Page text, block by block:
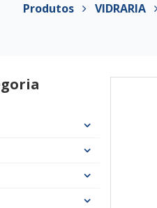
Produtos VIDRARIA